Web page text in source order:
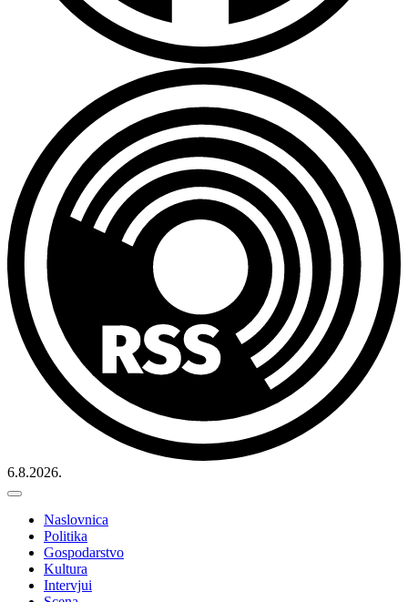
6.8.2026.
Naslovnica
Politika
Gospodarstvo
Kultura
Intervjui